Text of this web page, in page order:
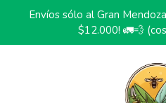
Envíos sólo al Gran
$12.000! 🚛💨